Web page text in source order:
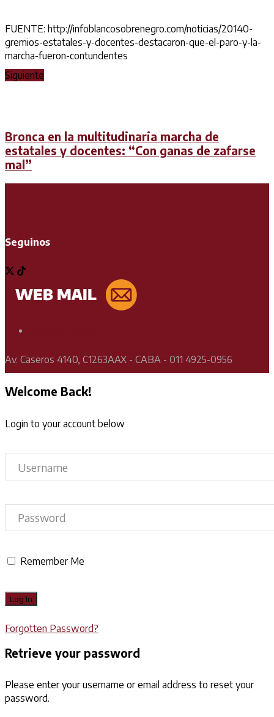
FUENTE: http://infoblancosobrenegro.com/noticias/20140-
gremios-estatales-y-docentes-destacaron-que-el-paro-y-la-
marcha-fueron-contundentes
Siguiente
Bronca en la multitudinaria marcha de
estatales y docentes: “Con ganas de zafarse
mal”
Seguinos
Av. Caseros 4140, C1263AAX - CABA - 011 4925-0956
Welcome Back!
Login to your account below
Remember Me
Forgotten Password?
Retrieve your password
Please enter your username or email address to reset your
password.